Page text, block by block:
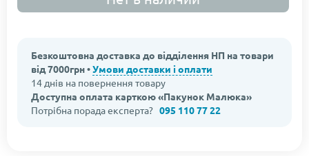
Безкоштовна доставка до відділення НП на товари
від 7000грн •Умови доставки і оплати
14 днів на повернення товару
Доступна оплата карткою «Пакунок Малюка»
Потрібна порада експерта? 095 110 77 22